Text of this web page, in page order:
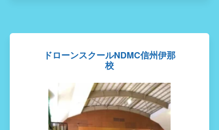
ドローンスクールNDMC信州伊那
校